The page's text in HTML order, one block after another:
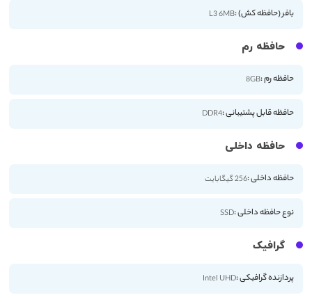
بافر (حافظه کش) :L3 6MB
حافظه رم
حافظه رم :8GB
حافظه قابل پشتیبانی :DDR4
حافظه داخلی
حافظه داخلی :256 گیگابایت
نوع حافظه داخلی :SSD
گرافیک
پردازنده گرافیکی :Intel UHD